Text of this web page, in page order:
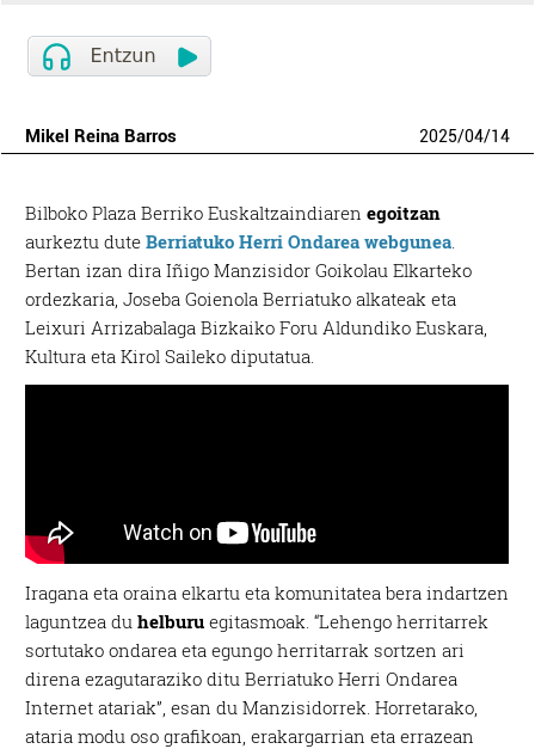
Mikel Reina Barros 2025/04/14
Bilboko Plaza Berriko Euskaltzaindiarenegoitzan
aurkeztu duteBerriatuko Herri Ondarea webgunea.
Bertan izan dira Iñigo Manzisidor Goikolau Elkarteko
ordezkaria, Joseba Goienola Berriatuko alkateak eta
Leixuri Arrizabalaga Bizkaiko Foru Aldundiko Euskara,
Kultura eta Kirol Saileko diputatua.
Iragana eta oraina elkartu eta komunitatea bera indartzen
laguntzea duhelburu egitasmoak. “Lehengo herritarrek
sortutako ondarea eta egungo herritarrak sortzen ari
direna ezagutaraziko ditu Berriatuko Herri Ondarea
Internet atariak”, esan du Manzisidorrek. Horretarako,
ataria modu oso grafikoan, erakargarrian eta errazean